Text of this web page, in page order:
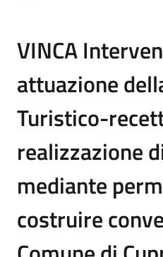
VINCA
attuazione
Turistico-
realizzazione
mediante
costruire